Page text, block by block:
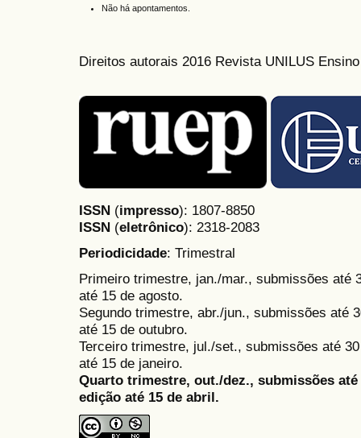
Não há apontamentos.
Direitos autorais 2016 Revista UNILUS
ISSN (impresso): 1807-8850
ISSN (eletrônico): 2318-2083
Periodicidade: Trimestral
Primeiro trimestre, jan./mar., submissões até
até 15 de agosto.
Segundo trimestre, abr./jun., submissões até
até 15 de outubro.
Terceiro trimestre, jul./set., submissões até
até 15 de janeiro.
Quarto trimestre, out./dez., submissões
edição até 15 de abril.